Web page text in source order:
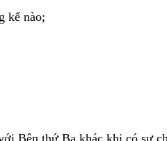
kể nào;
Bên thứ Ba khác khi có sự